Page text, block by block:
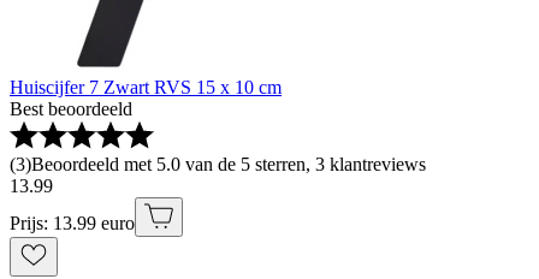
Huiscijfer 7 Zwart RVS 15 x 10 cm
Best beoordeeld
(3)Beoordeeld met 5.0 van de 5 sterren, 3 klantreviews
13.99
Prijs: 13.99 euro